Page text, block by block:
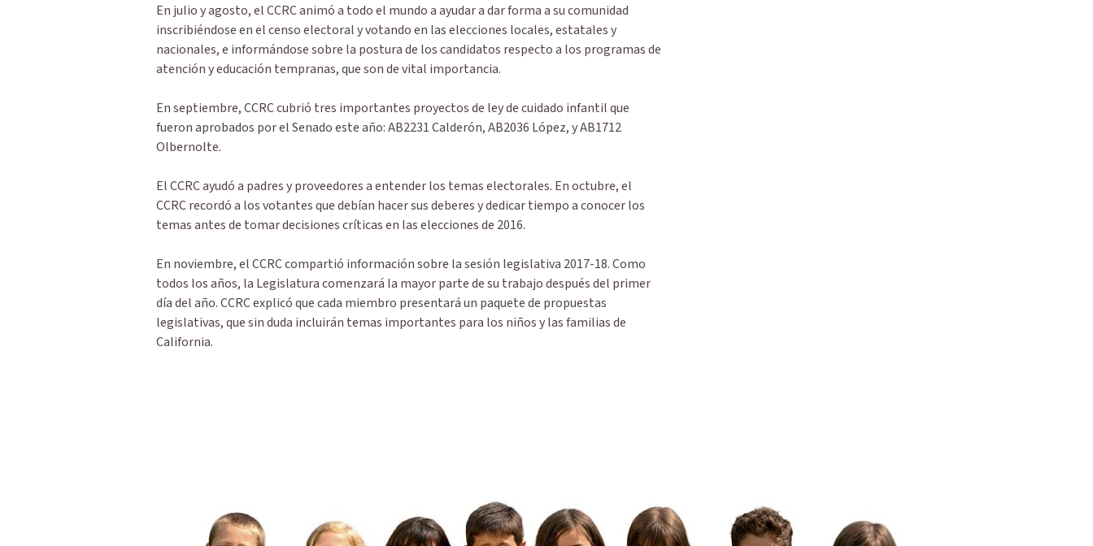
En julio y agosto, el CCRC animó a todo el mundo a ayudar a dar forma a su comunidad
inscribiéndose en el censo electoral y votando en las elecciones locales, estatales y
nacionales, e informándose sobre la postura de los candidatos respecto a los programas de
atención y educación tempranas, que son de vital importancia.
En septiembre, CCRC cubrió tres importantes proyectos de ley de cuidado infantil que
fueron aprobados por el Senado este año: AB2231 Calderón, AB2036 López, y AB1712
Olbernolte.
El CCRC ayudó a padres y proveedores a entender los temas electorales. En octubre, el
CCRC recordó a los votantes que debían hacer sus deberes y dedicar tiempo a conocer los
temas antes de tomar decisiones críticas en las elecciones de 2016.
En noviembre, el CCRC compartió información sobre la sesión legislativa 2017-18. Como
todos los años, la Legislatura comenzará la mayor parte de su trabajo después del primer
día del año. CCRC explicó que cada miembro presentará un paquete de propuestas
legislativas, que sin duda incluirán temas importantes para los niños y las familias de
California.